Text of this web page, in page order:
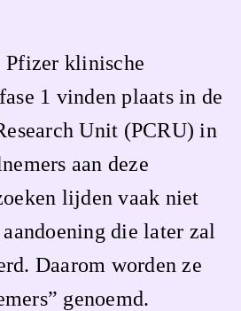
Pfizer klinische
1 vinden plaats in de
Unit (PCRU) in
aan deze
lijden vaak niet
die later zal
Daarom worden ze
genoemd.